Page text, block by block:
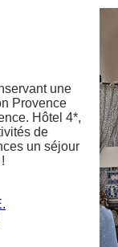
une
Provence
Hôtel 4*,
de
un séjour